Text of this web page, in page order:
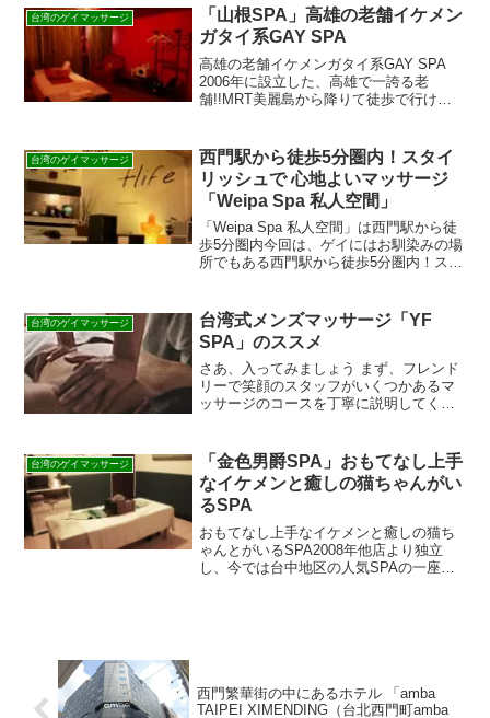
の改善④太りにくい体へ改善⑤筋トレや
スポ...
台湾のゲイマッサージ
「山根SPA」高雄の老舗イケメン
ガタイ系GAY SPA
高雄の老舗イケメンガタイ系GAY SPA
2006年に設立した、高雄で一誇る老
舗!!MRT美麗島から降りて徒歩で行ける
ンでありながら、鍛え上げた肉体でイケ
メンスタッフ...
台湾のゲイマッサージ
西門駅から徒歩5分圏内！スタイ
リッシュで 心地よいマッサージ
「Weipa Spa 私人空間」
「Weipa Spa 私人空間」は西門駅から徒
歩5分圏内今回は、ゲイにはお馴染みの場
所でもある西門駅から徒歩5分圏内！スタ
人空間」の紹介です♡ちなみに西門町
駅...
台湾のゲイマッサージ
台湾式メンズマッサージ「YF
SPA」のススメ
さあ、入ってみましょう まず、フレンド
リーで笑顔のスタッフがいくつかあるマ
ッサージのコースを丁寧に説明してくれ
った内容を事前にえらびましょう。コー
スを選んだら次はマッサ...
台湾のゲイマッサージ
「金色男爵SPA」おもてなし上手
なイケメンと癒しの猫ちゃんがい
るSPA
おもてなし上手なイケメンと癒しの猫ち
ゃんとがいるSPA2008年他店より独立
し、今では台中地区の人気SPAの一座に
西門繁華街の中にあるホテル 「amba
TAIPEI XIMENDING（台北西門町amba